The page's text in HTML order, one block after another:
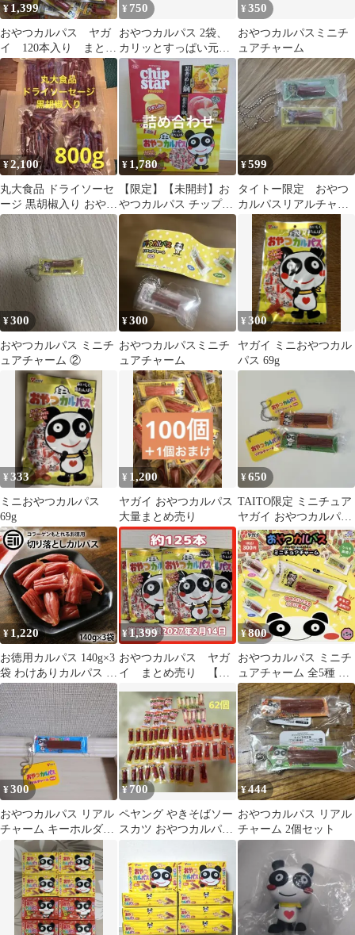
¥1,399
おやつカルパス ヤガ
イ 120本入り まとめ
売り 【匿名発送】
¥ 750
おやつカルパス 2袋、
カリッとすっぱい元気
即効チャージ 2袋
¥350
おやつカルパスミニチ
ュアチャーム
¥2,100
丸大食品 ドライソーセ
ージ 黒胡椒入り おやつ
カルパス 200g × 4袋
¥ 1,780
【限定】【未開封】お
やつカルパス チップス
ター 忍者めし お菓子
詰め合わせ
¥599
タイトー限定 おやつ
カルパスリアルチャー
ム 2個セット☆
¥300
おやつカルパス ミニチ
ュアチャーム ②
¥300
おやつカルパスミニチ
ュアチャーム
¥300
ヤガイ ミニおやつカル
パス 69g
¥333
ミニおやつカルパス
69g
¥ 1,200
ヤガイ おやつカルパス
大量まとめ売り
¥650
TAITO限定 ミニチュア
ヤガイ おやつカルパス
リアルチャーム キーホ
ルダー
¥1,220
お徳用カルパス 140g×3
袋 わけありカルパス お
やつカルパス 訳あり か
るぱす ドライソーセー
ジ おつまみ 珍味 お酒
のお供 酒の肴 お菓子
駄菓子 肉加工品
¥1,399
おやつカルパス ヤガ
イ まとめ売り 【匿
¥800
おやつカルパス ミニチ
ュアチャーム 全5種 コ
ンプリート
¥300
おやつカルパス リアル
チャーム キーホルダー
青色
¥700
ペヤング やきそばソー
スカツ おやつカルパス
62個
¥444
おやつカルパス リアル
チャーム 2個セット